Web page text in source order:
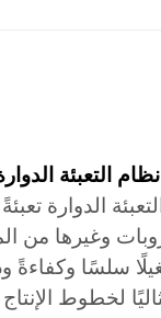
نظام التعبئة
الدوارة
وغيرها من
سلسًا وكفاءةً